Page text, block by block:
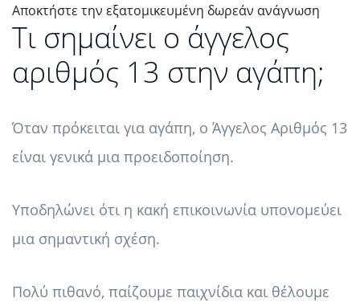
Αποκτήστε την εξατομικευμένη δωρεάν ανάγνωση
Τι σημαίνει ο άγγελος
αριθμός 13 στην αγάπη;
Όταν πρόκειται για αγάπη, ο Άγγελος Αριθμός 13
είναι γενικά μια προειδοποίηση.
Υποδηλώνει ότι η κακή επικοινωνία υπονομεύει
μια σημαντική σχέση.
Πολύ πιθανό, παίζουμε παιχνίδια και θέλουμε